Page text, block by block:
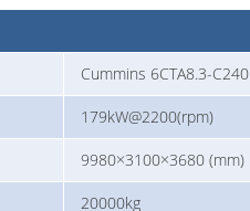
Cummins 6CTA8.3-C240
179kW@2200(rpm)
9980×3100×3680 (mm)
20000kg